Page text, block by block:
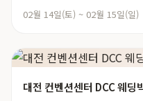
02월 14일(토) ~ 02월 15일(일)
대전 컨벤션센터 DCC 웨딩